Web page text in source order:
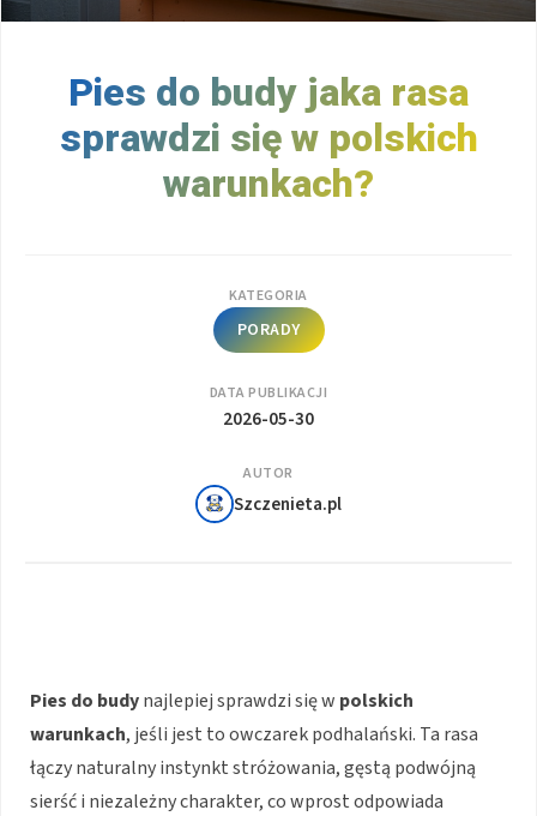
Pies do budy jaka rasa
sprawdzi się w polskich
warunkach?
KATEGORIA
PORADY
DATA PUBLIKACJI
2026-05-30
AUTOR
Szczenieta.pl
Pies do budynajlepiej sprawdzi się w polskich
warunkach, jeśli jest to owczarek podhalański. Ta rasa
łączy naturalny instynkt stróżowania, gęstą podwójną
sierść i niezależny charakter, co wprost odpowiada